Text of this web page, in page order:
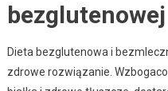
Dieta bezglutenowa i
zdrowe rozwiązanie.